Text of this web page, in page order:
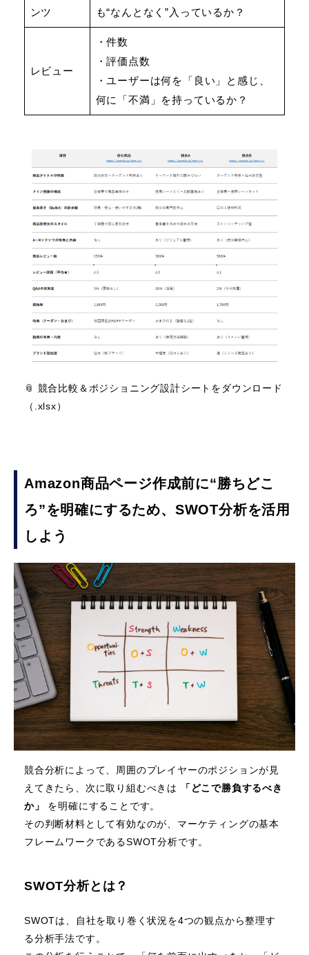
ンツ
も“なんとなく”入っているか？
レビュー
・件数
・評価点数
・ユーザーは何を「良い」と感じ、
何に「不満」を持っているか？
📎 競合比較＆ポジショニング設計シートをダウンロード
（.xlsx）
Amazon商品ページ作成前に“勝ちどこ
ろ”を明確にするため、SWOT分析を活用
しよう
競合分析によって、周囲のプレイヤーのポジションが見
えてきたら、次に取り組むべきは
「どこで勝負するべき
か」
を明確にすることです。
その判断材料として有効なのが、マーケティングの基本
フレームワークであるSWOT分析です。
SWOT分析とは？
SWOTは、自社を取り巻く状況を4つの観点から整理す
る分析手法です。